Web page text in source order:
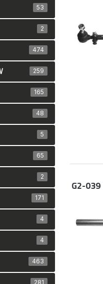
G2-039
53
2
474
259
165
48
5
65
2
171
4
4
463
281